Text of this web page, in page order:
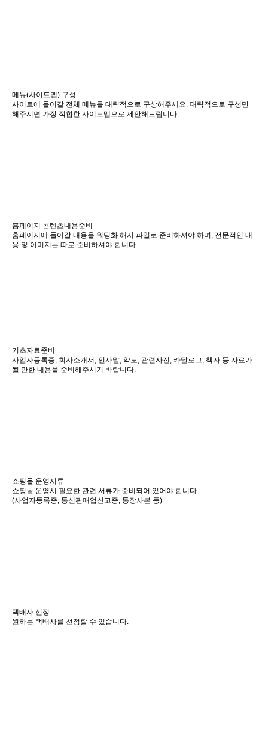
메뉴(사이트맵) 구성
사이트에 들어갈 전체 메뉴를 대략적으로 구상해주세요. 대략적으로 구성만
해주시면 가장 적합한 사이트맵으로 제안해드립니다.
홈페이지 콘텐츠내용준비
홈페이지에 들어갈 내용을 워딩화 해서 파일로 준비하셔야 하며, 전문적인 내
용 및 이미지는 따로 준비하셔야 합니다.
기초자료준비
사업자등록증, 회사소개서, 인사말, 약도, 관련사진, 카달로그, 책자 등 자료가
될 만한 내용을 준비해주시기 바랍니다.
쇼핑몰 운영서류
쇼핑몰 운영시 필요한 관련 서류가 준비되어 있어야 합니다.
(사업자등록증, 통신판매업신고증, 통장사본 등)
택배사 선정
원하는 택배사를 선정할 수 있습니다.